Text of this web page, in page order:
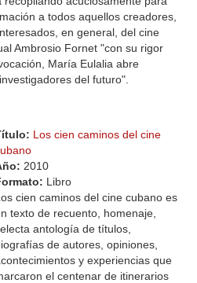
a todos aquellos creadores,
en general, del cine
Ambrosio Fornet "con su rigor
María Eulalia abre
del futuro".
Los cien caminos del cine
2010
Libro
cien caminos del cine cubano es
texto de recuento, homenaje,
antología de títulos,
de autores, opiniones,
y experiencias que
el centenar de itinerarios